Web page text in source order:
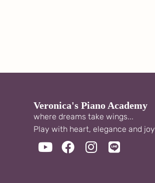
Veronica's Piano Academy
where dreams take wings...
Play with heart, elegance and joy